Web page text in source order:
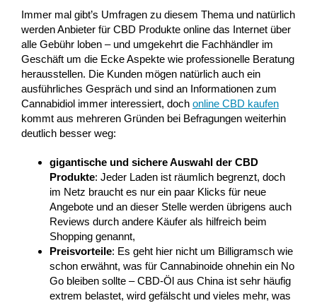
Immer mal gibt’s Umfragen zu diesem Thema und natürlich
werden Anbieter für CBD Produkte online das Internet über
alle Gebühr loben – und umgekehrt die Fachhändler im
Geschäft um die Ecke Aspekte wie professionelle Beratung
herausstellen. Die Kunden mögen natürlich auch ein
ausführliches Gespräch und sind an Informationen zum
Cannabidiol immer interessiert, doch online CBD kaufen
kommt aus mehreren Gründen bei Befragungen weiterhin
deutlich besser weg:
gigantische und sichere Auswahl der CBD
Produkte: Jeder Laden ist räumlich begrenzt, doch
im Netz braucht es nur ein paar Klicks für neue
Angebote und an dieser Stelle werden übrigens auch
Reviews durch andere Käufer als hilfreich beim
Shopping genannt,
Preisvorteile: Es geht hier nicht um Billigramsch wie
schon erwähnt, was für Cannabinoide ohnehin ein No
Go bleiben sollte – CBD-Öl aus China ist sehr häufig
extrem belastet, wird gefälscht und vieles mehr, was